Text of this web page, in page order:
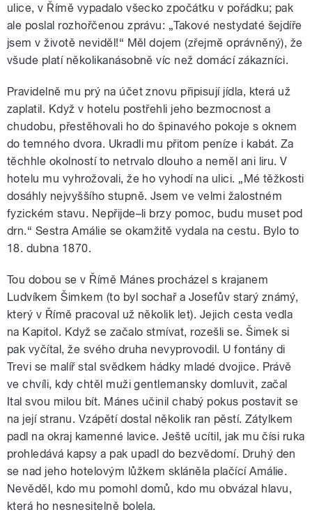
ulice, v Římě vypadalo všecko zpočátku v pořádku; pak
ale poslal rozhořčenou zprávu: „Takové nestydaté šejdíře
jsem v životě neviděl!“ Měl dojem (zřejmě oprávněný), že
všude platí několikanásobně víc než domácí zákazníci.
Pravidelně mu prý na účet znovu připisují jídla, která už
zaplatil. Když v hotelu postřehli jeho bezmocnost a
chudobu, přestěhovali ho do špinavého pokoje s oknem
do temného dvora. Ukradli mu přitom peníze i kabát. Za
těchhle okolností to netrvalo dlouho a neměl ani liru. V
hotelu mu vyhrožovali, že ho vyhodí na ulici. „Mé těžkosti
dosáhly nejvyššího stupně. Jsem ve velmi žalostném
fyzickém stavu. Nepřijde–li brzy pomoc, budu muset pod
drn.“ Sestra Amálie se okamžitě vydala na cestu. Bylo to
18. dubna 1870.
Tou dobou se v Římě Mánes procházel s krajanem
Ludvíkem Šimkem (to byl sochař a Josefův starý známý,
který v Římě pracoval už několik let). Jejich cesta vedla
na Kapitol. Když se začalo stmívat, rozešli se. Šimek si
pak vyčítal, že svého druha nevyprovodil. U fontány di
Trevi se malíř stal svědkem hádky mladé dvojice. Právě
ve chvíli, kdy chtěl muži gentlemansky domluvit, začal
Ital svou milou bít. Mánes učinil chabý pokus postavit se
na její stranu. Vzápětí dostal několik ran pěstí. Zátylkem
padl na okraj kamenné lavice. Ještě ucítil, jak mu čísi ruka
prohledává kapsy a pak upadl do bezvědomí. Druhý den
se nad jeho hotelovým lůžkem skláněla plačící Amálie.
Nevěděl, kdo mu pomohl domů, kdo mu obvázal hlavu,
která ho nesnesitelně bolela.